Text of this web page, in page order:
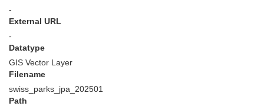
-
External URL
-
Datatype
GIS Vector Layer
Filename
swiss_parks_jpa_202501
Path